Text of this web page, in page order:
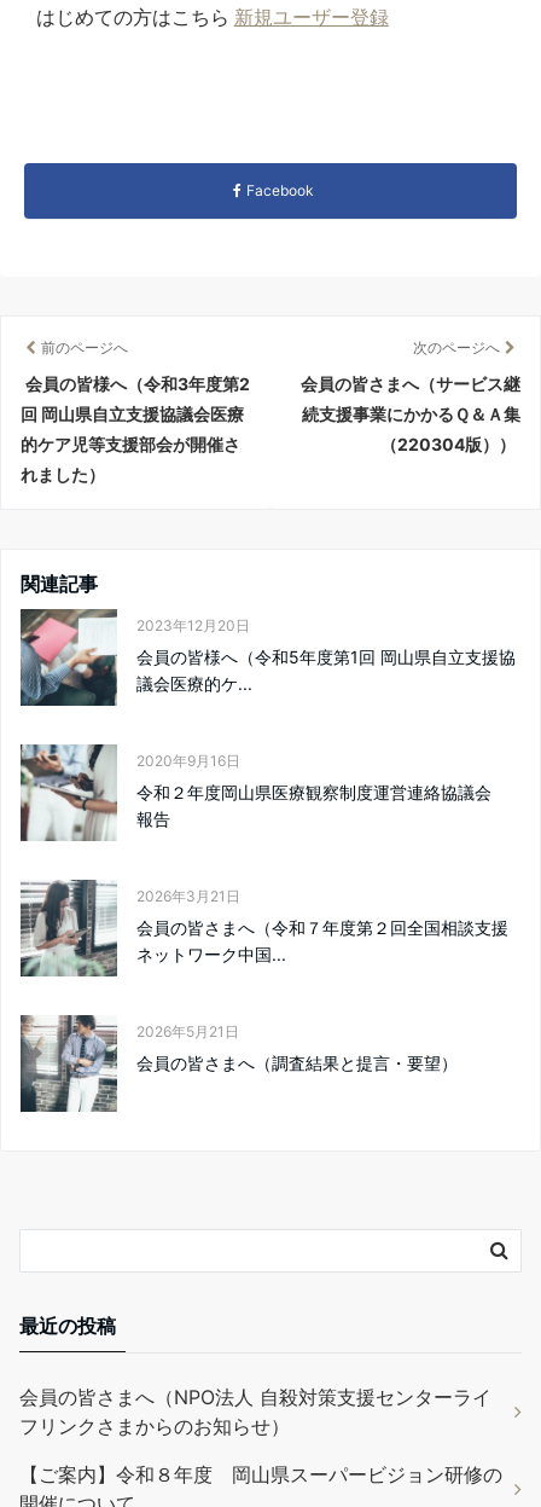
はじめての方はこちら 新規ユーザー登録
Facebook
前のページへ
会員の皆様へ（令和3年度第2
回 岡山県自立支援協議会医療
的ケア児等支援部会が開催さ
れました）
次のページへ
会員の皆さまへ（サービス継
続支援事業にかかるＱ＆Ａ集
（220304版））
関連記事
2023年12月20日
会員の皆様へ（令和5年度第1回 岡山県自立支援協
議会医療的ケ...
2020年9月16日
令和２年度岡山県医療観察制度運営連絡協議会
報告
2026年3月21日
会員の皆さまへ（令和７年度第２回全国相談支援
ネットワーク中国...
2026年5月21日
会員の皆さまへ（調査結果と提言・要望）
最近の投稿
会員の皆さまへ（NPO法人 自殺対策支援センターライ
フリンクさまからのお知らせ）
【ご案内】令和８年度 岡山県スーパービジョン研修の